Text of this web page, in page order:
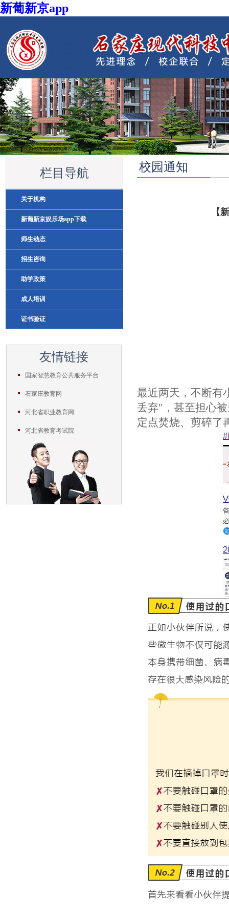
新葡新京app
栏目导航
关于机构
新葡新京娱乐场app下载
师生动态
招生咨询
助学政策
成人培训
证书验证
友情链接
国家智慧教育公共服务平台
石家庄教育网
河北省职业教育网
河北省教育考试院
校园通知
【
最近两天，不断有
丢弃"，甚至担心
定点焚烧、剪碎了
英亚体育在线登录